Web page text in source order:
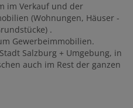
im Verkauf und der
(Wohnungen, Häuser -
.
Gewerbeimmobilien.
Salzburg + Umgebung, in
auch im Rest der ganzen